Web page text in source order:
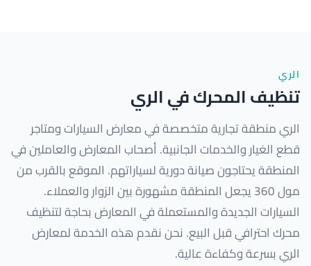
الري
تنظيف المحرك في الري
الري منطقة تجارية متخصصة في معارض السيارات ومتاجر
قطع الغيار والخدمات الجانبية. أصحاب المعارض والعاملين في
المنطقة يحتاجون صيانة دورية لسياراتهم. الموقع بالقرب من
مول 360 يجعل المنطقة مشهورة بين الزوار والعملاء.
السيارات الجديدة والمستعملة في المعارض بحاجة لتنظيف
محرك احترافي قبل البيع. نحن نقدم هذه الخدمة لمعارض
الري بسرعة وكفاءة عالية.